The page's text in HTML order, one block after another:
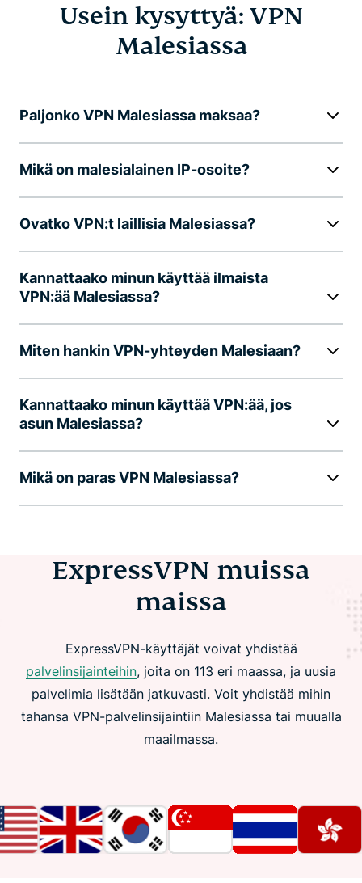
Usein kysyttyä: VPN
Malesiassa
Paljonko VPN Malesiassa maksaa?
Mikä on malesialainen IP-osoite?
Ovatko VPN:t laillisia Malesiassa?
Kannattaako minun käyttää ilmaista
VPN:ää Malesiassa?
Miten hankin VPN-yhteyden Malesiaan?
Kannattaako minun käyttää VPN:ää, jos
asun Malesiassa?
Mikä on paras VPN Malesiassa?
ExpressVPN muissa
maissa
ExpressVPN-käyttäjät voivat yhdistää
palvelinsijainteihin, joita on 113 eri maassa, ja uusia
palvelimia lisätään jatkuvasti. Voit yhdistää mihin
tahansa VPN-palvelinsijaintiin Malesiassa tai muualla
maailmassa.